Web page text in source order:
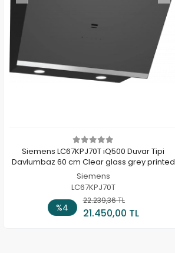
Siemens LC67KPJ70T iQ500 Duvar Tipi
Davlumbaz 60 cm Clear glass grey printed
Siemens
LC67KPJ70T
%4
22.239,36 TL
21.450,00 TL
Stokta Yok